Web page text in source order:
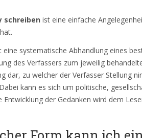
schreiben ist eine einfache
eine systematische Abhandlung eines
des Verfassers zum jeweilig
dar, zu welcher der Verfasser Stellung
kann es sich um politische,
Entwicklung der Gedanken wird dem